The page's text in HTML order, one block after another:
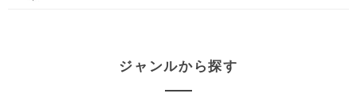
ジャンルから探す